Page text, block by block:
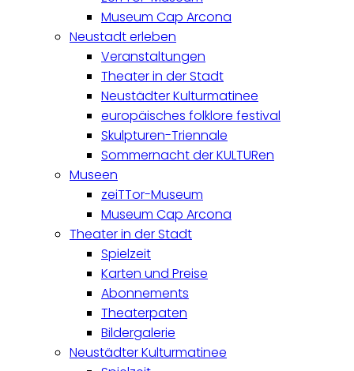
Museum Cap Arcona
Neustadt erleben
Veranstaltungen
Theater in der Stadt
Neustädter Kulturmatinee
europäisches folklore festival
Skulpturen-Triennale
Sommernacht der KULTURen
Museen
zeiTTor-Museum
Museum Cap Arcona
Theater in der Stadt
Spielzeit
Karten und Preise
Abonnements
Theaterpaten
Bildergalerie
Neustädter Kulturmatinee